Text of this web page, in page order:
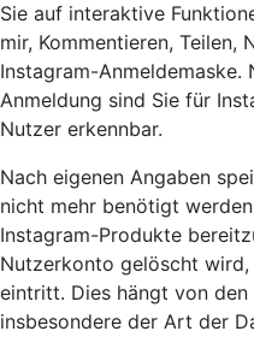
Sie auf interaktive
mir, Kommentieren, Teilen,
Instagram-Anmeldemaske.
Anmeldung sind Sie für
Nutzer erkennbar.
Nach eigenen Angaben
nicht mehr benötigt
Instagram-Produkte
Nutzerkonto gelöscht
eintritt. Dies hängt von den
insbesondere der Art der